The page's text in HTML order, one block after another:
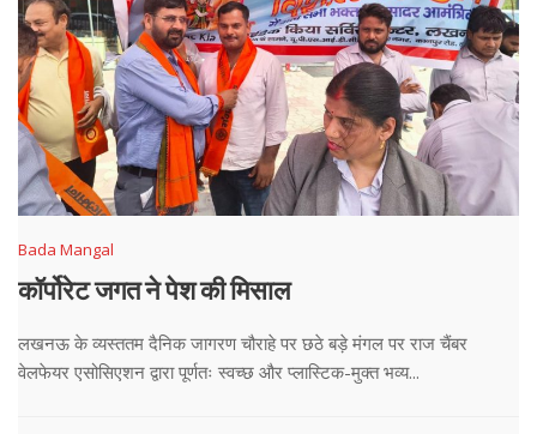
Bada Mangal
कॉर्पोरेट जगत ने पेश की मिसाल
लखनऊ के व्यस्ततम दैनिक जागरण चौराहे पर छठे बड़े मंगल पर राज चैंबर
वेलफेयर एसोसिएशन द्वारा पूर्णतः स्वच्छ और प्लास्टिक-मुक्त भव्य...